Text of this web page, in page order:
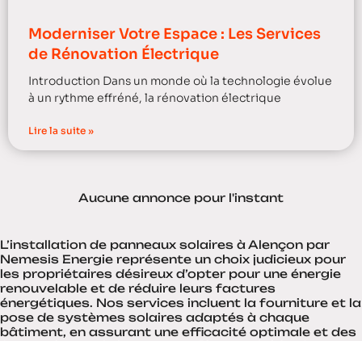
Moderniser Votre Espace : Les Services
de Rénovation Électrique
Introduction Dans un monde où la technologie évolue
à un rythme effréné, la rénovation électrique
Lire la suite »
Aucune annonce pour l'instant
L’installation de panneaux solaires à Alençon par
Nemesis Energie représente un choix judicieux pour
les propriétaires désireux d’opter pour une énergie
renouvelable et de réduire leurs factures
énergétiques. Nos services incluent la fourniture et la
pose de systèmes solaires adaptés à chaque
bâtiment, en assurant une efficacité optimale et des